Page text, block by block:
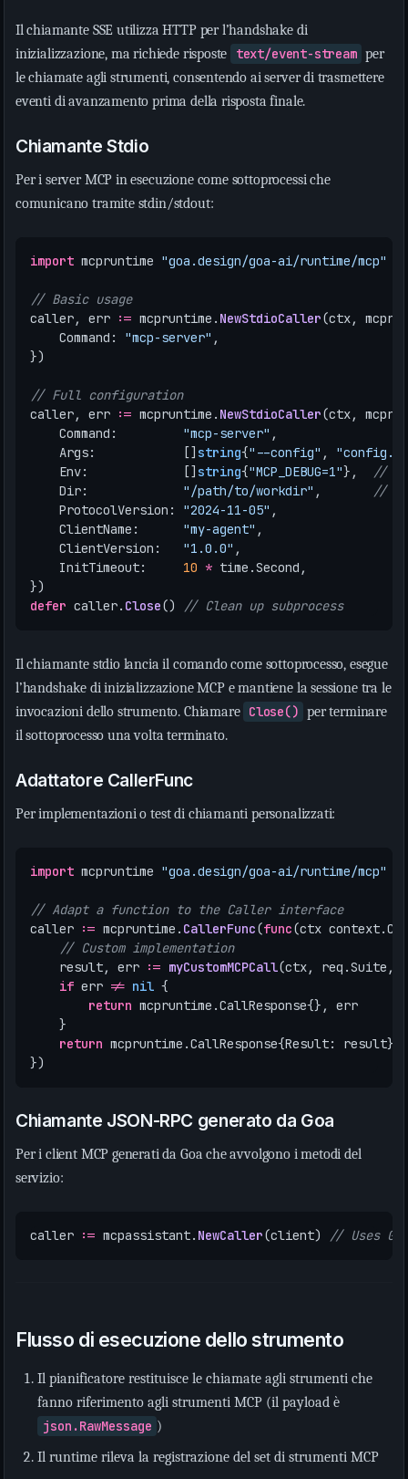
Il chiamante SSE utilizza HTTP per l’handshake di
inizializzazione, ma richiede risposte
text/event-stream per
le chiamate agli strumenti, consentendo ai server di trasmettere
eventi di avanzamento prima della risposta finale.
Chiamante Stdio
Per i server MCP in esecuzione come sottoprocessi che
comunicano tramite stdin/stdout:
import mcpruntime "goa.design/goa-ai/runtime/mcp"
// Basic usage
caller, err := mcpruntime . NewStdioCaller(ctx,
Command : "mcp-server" ,
})
// Full configuration
caller, err := mcpruntime . NewStdioCaller(ctx,
Command : "mcp-server" ,
Args: [] string{"--config" ,
Env: [] string{"MCP_DEBUG=1"},
//
Dir: "/path/to/workdir" ,
//
ProtocolVersion : "2024-11-05" ,
ClientName : "my-agent" ,
ClientVersion : "1.0.0" ,
InitTimeout: 10 * time .Second ,
})
defer caller. Close() // Clean up subprocess
Il chiamante stdio lancia il comando come sottoprocesso, esegue
l’handshake di inizializzazione MCP e mantiene la sessione tra le
invocazioni dello strumento. Chiamare Close() per terminare
il sottoprocesso una volta terminato.
Adattatore CallerFunc
Per implementazioni o test di chiamanti personalizzati:
import mcpruntime "goa.design/goa-ai/runtime/mcp"
// Adapt a function to the Caller interface
caller := mcpruntime . CallerFunc(func(ctx context.
// Custom implementation
result, err := myCustomMCPCall(ctx, req .Suite ,
if err != nil {
return mcpruntime .CallResponse{},
err
}
return mcpruntime .CallResponse{Result: result},
})
Chiamante JSON-RPC generato da Goa
Per i client MCP generati da Goa che avvolgono i metodi del
servizio:
caller := mcpassistant. NewCaller(client) // Uses
Flusso di esecuzione dello strumento
Il pianificatore restituisce le chiamate agli strumenti che
fanno riferimento agli strumenti MCP (il payload è
json.RawMessage )
Il runtime rileva la registrazione del set di strumenti MCP